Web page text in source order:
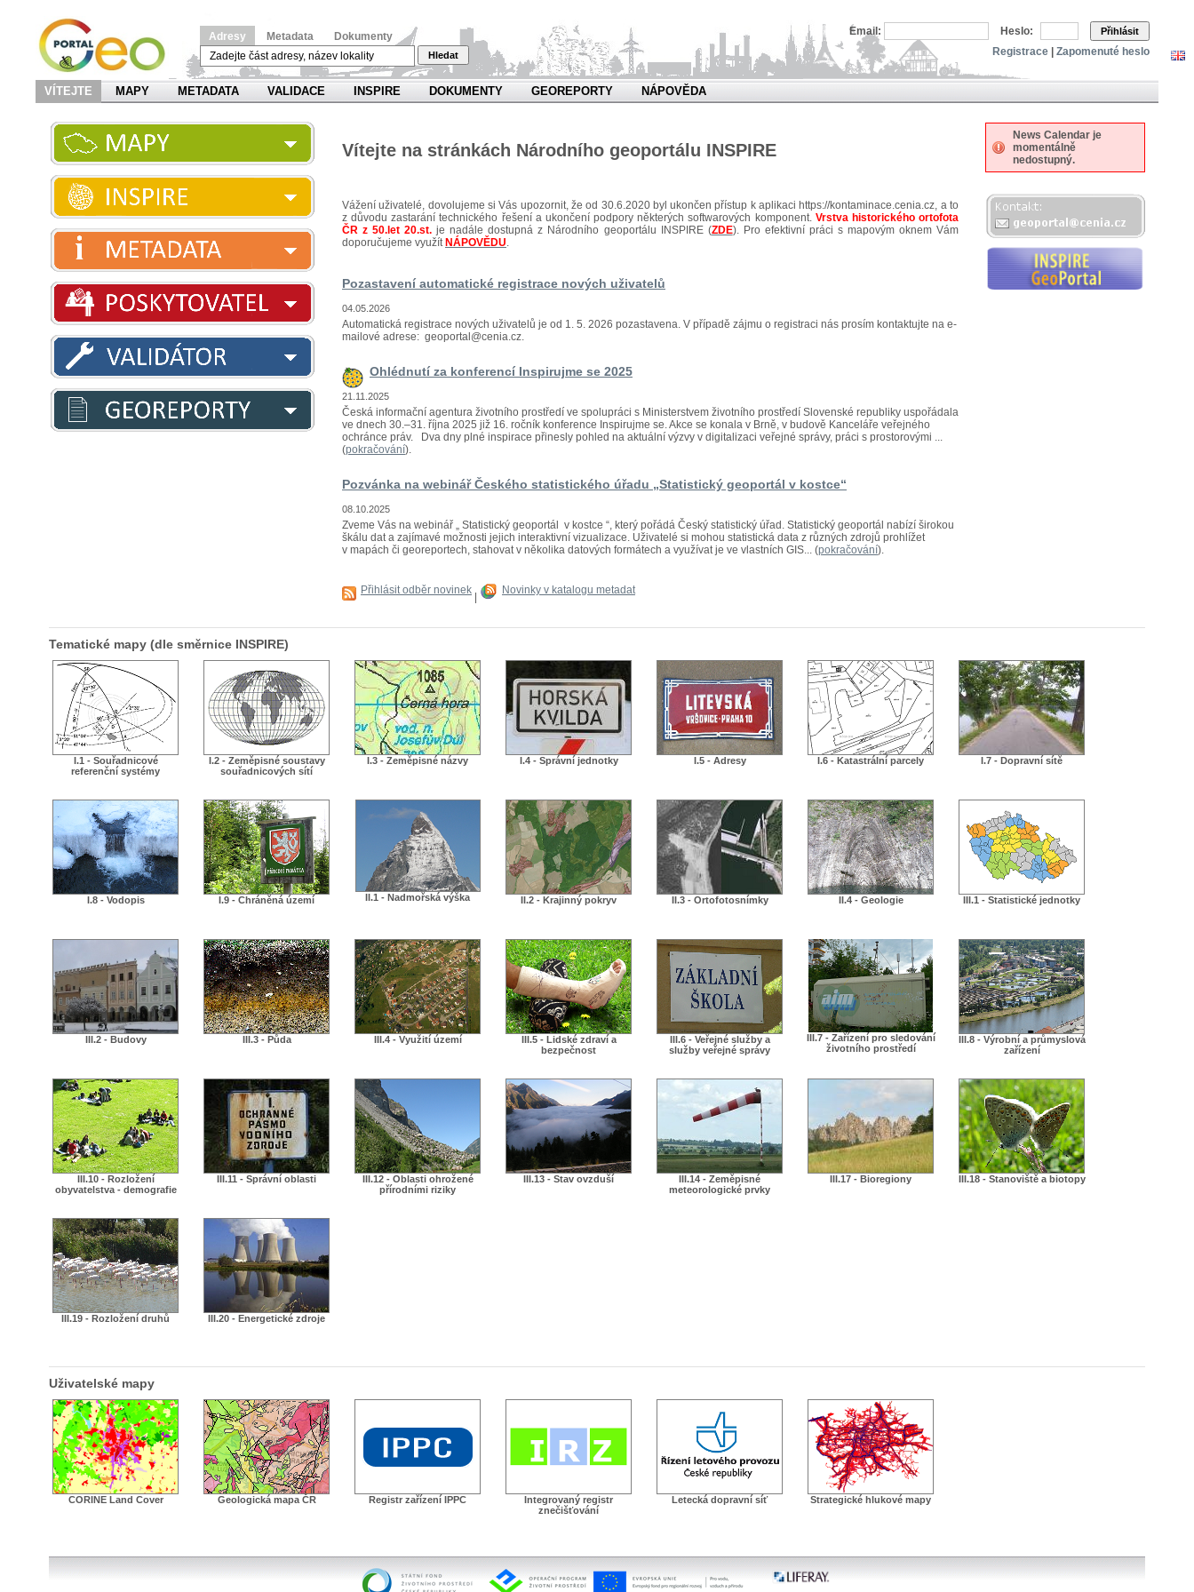
Adresy Metadata Dokumenty
Hledat
Email: Heslo: Přihlásit
Registrace Zapomenuté heslo
VÍTEJTE MAPY METADATA VALIDACE INSPIRE DOKUMENTY GEOREPORTY NÁPOVĚDA
Vítejte na stránkách Národního geoportálu INSPIRE
Vážení uživatelé, dovolujeme si Vás upozornit, že od 30.6.2020 byl ukončen přístup k aplikaci https://kontaminace.cenia.cz, a to
z důvodu zastarání technického řešení a ukončení podpory některých softwarových komponent. Vrstva historického ortofota
ČR z 50.let 20.st. je nadále dostupná z Národního geoportálu INSPIRE (ZDE). Pro efektivní práci s mapovým oknem Vám
doporučujeme využít NÁPOVĚDU
Pozastavení automatické registrace nových uživatelů
04.05.2026
Automatická registrace nových uživatelů je od 1. 5. 2026 pozastavena. V případě zájmu o registraci nás prosím kontaktujte na e-
mailové adrese: geoportal@cenia.cz.
Ohlédnutí za konferencí Inspirujme se 2025
21.11.2025
Česká informační agentura životního prostředí ve spolupráci s Ministerstvem životního prostředí Slovenské republiky uspořádala
ve dnech 30.–31. října 2025 již 16. ročník konference Inspirujme se. Akce se konala v Brně, v budově Kanceláře veřejného
ochránce práv. Dva dny plné inspirace přinesly pohled na aktuální výzvy v digitalizaci veřejné správy, práci s prostorovými ...
(pokračování).
Pozvánka na webinář Českého statistického úřadu „Statistický geoportál v kostce“
08.10.2025
Zveme Vás na webinář „ Statistický geoportál v kostce “, který pořádá Český statistický úřad. Statistický geoportál nabízí širokou
škálu dat a zajímavé možnosti jejich interaktivní vizualizace. Uživatelé si mohou statistická data z různých zdrojů prohlížet
v mapách či georeportech, stahovat v několika datových formátech a využívat je ve vlastních GIS... (pokračování).
Přihlásit odběr novinek
|
Novinky v katalogu metadat
News Calendar je
momentálně
nedostupný.
Tematické mapy (dle směrnice INSPIRE)
I.1 - Souřadnicové
referenční systémy
I.2 - Zeměpisné soustavy
souřadnicových sítí
I.3 - Zeměpisné názvy I.4 - Správní jednotky I.5 - Adresy I.6 - Katastrální parcely I.7 - Dopravní sítě
I.8 - Vodopis I.9 - Chráněná území II.1 - Nadmořská výška II.2 - Krajinný pokryv II.3 - Ortofotosnímky II.4 - Geologie III.1 - Statistické jednotky
III.2 - Budovy III.3 - Půda III.4 - Využití území
III.5 - Lidské zdraví a
bezpečnost
III.6 - Veřejné služby a
služby veřejné správy
III.7 - Zařízení pro sledování
životního prostředí
III.8 - Výrobní a průmyslová
zařízení
III.10 - Rozložení
obyvatelstva - demografie
III.11 - Správní oblasti
III.12 - Oblasti ohrožené
přírodními riziky
III.13 - Stav ovzduší
III.14 - Zeměpisné
meteorologické prvky
III.17 - Bioregiony III.18 - Stanoviště a biotopy
III.19 - Rozložení druhů III.20 - Energetické zdroje
Uživatelské mapy
CORINE Land Cover Geologická mapa ČR Registr zařízení IPPC
Integrovaný registr
znečišťování
Letecká dopravní síť Strategické hlukové mapy